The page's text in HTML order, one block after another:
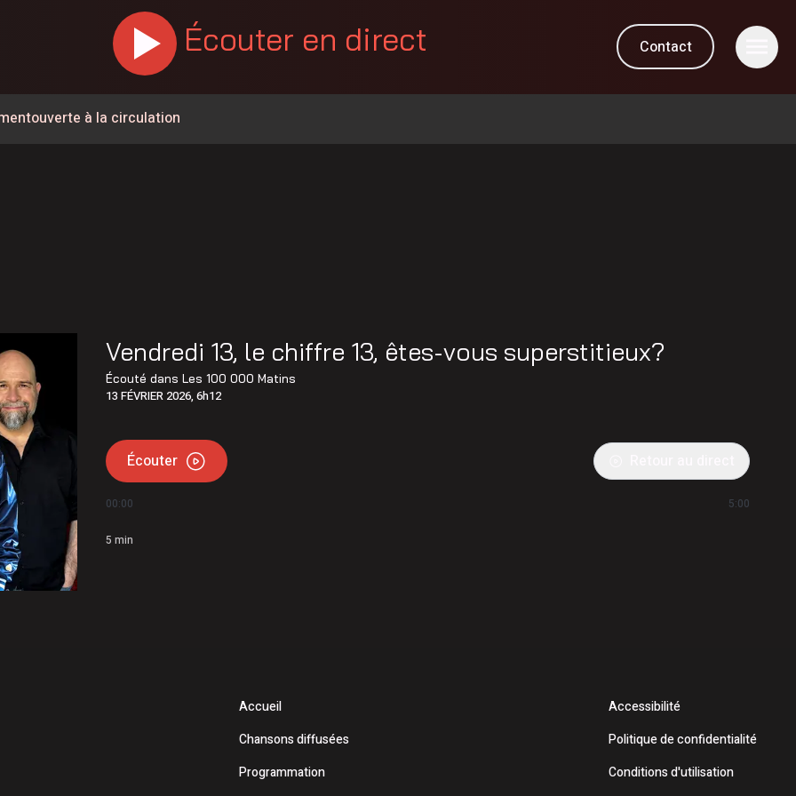
Écouter en direct Contact
à la circulation
à la circulation à la hauteur de Carignan
à pied pour parler de santé mentale
l’Opération nationale concertée en sécurité nautique de
15 250$ à 12 Latuquois
Petiquay ont déposé leur candidature pour le poste de
Vendredi 13, le chiffre 13, êtes-vous superstitieux?
Écouté dansLes 100 000 Matins
13 FÉVRIER 2026, 6h12
Écouter
00:00 5:00
5 min
Accueil
Chansons diffusées
Programmation
Accessibilité
Politique de confidentialité
Conditions d'utilisation